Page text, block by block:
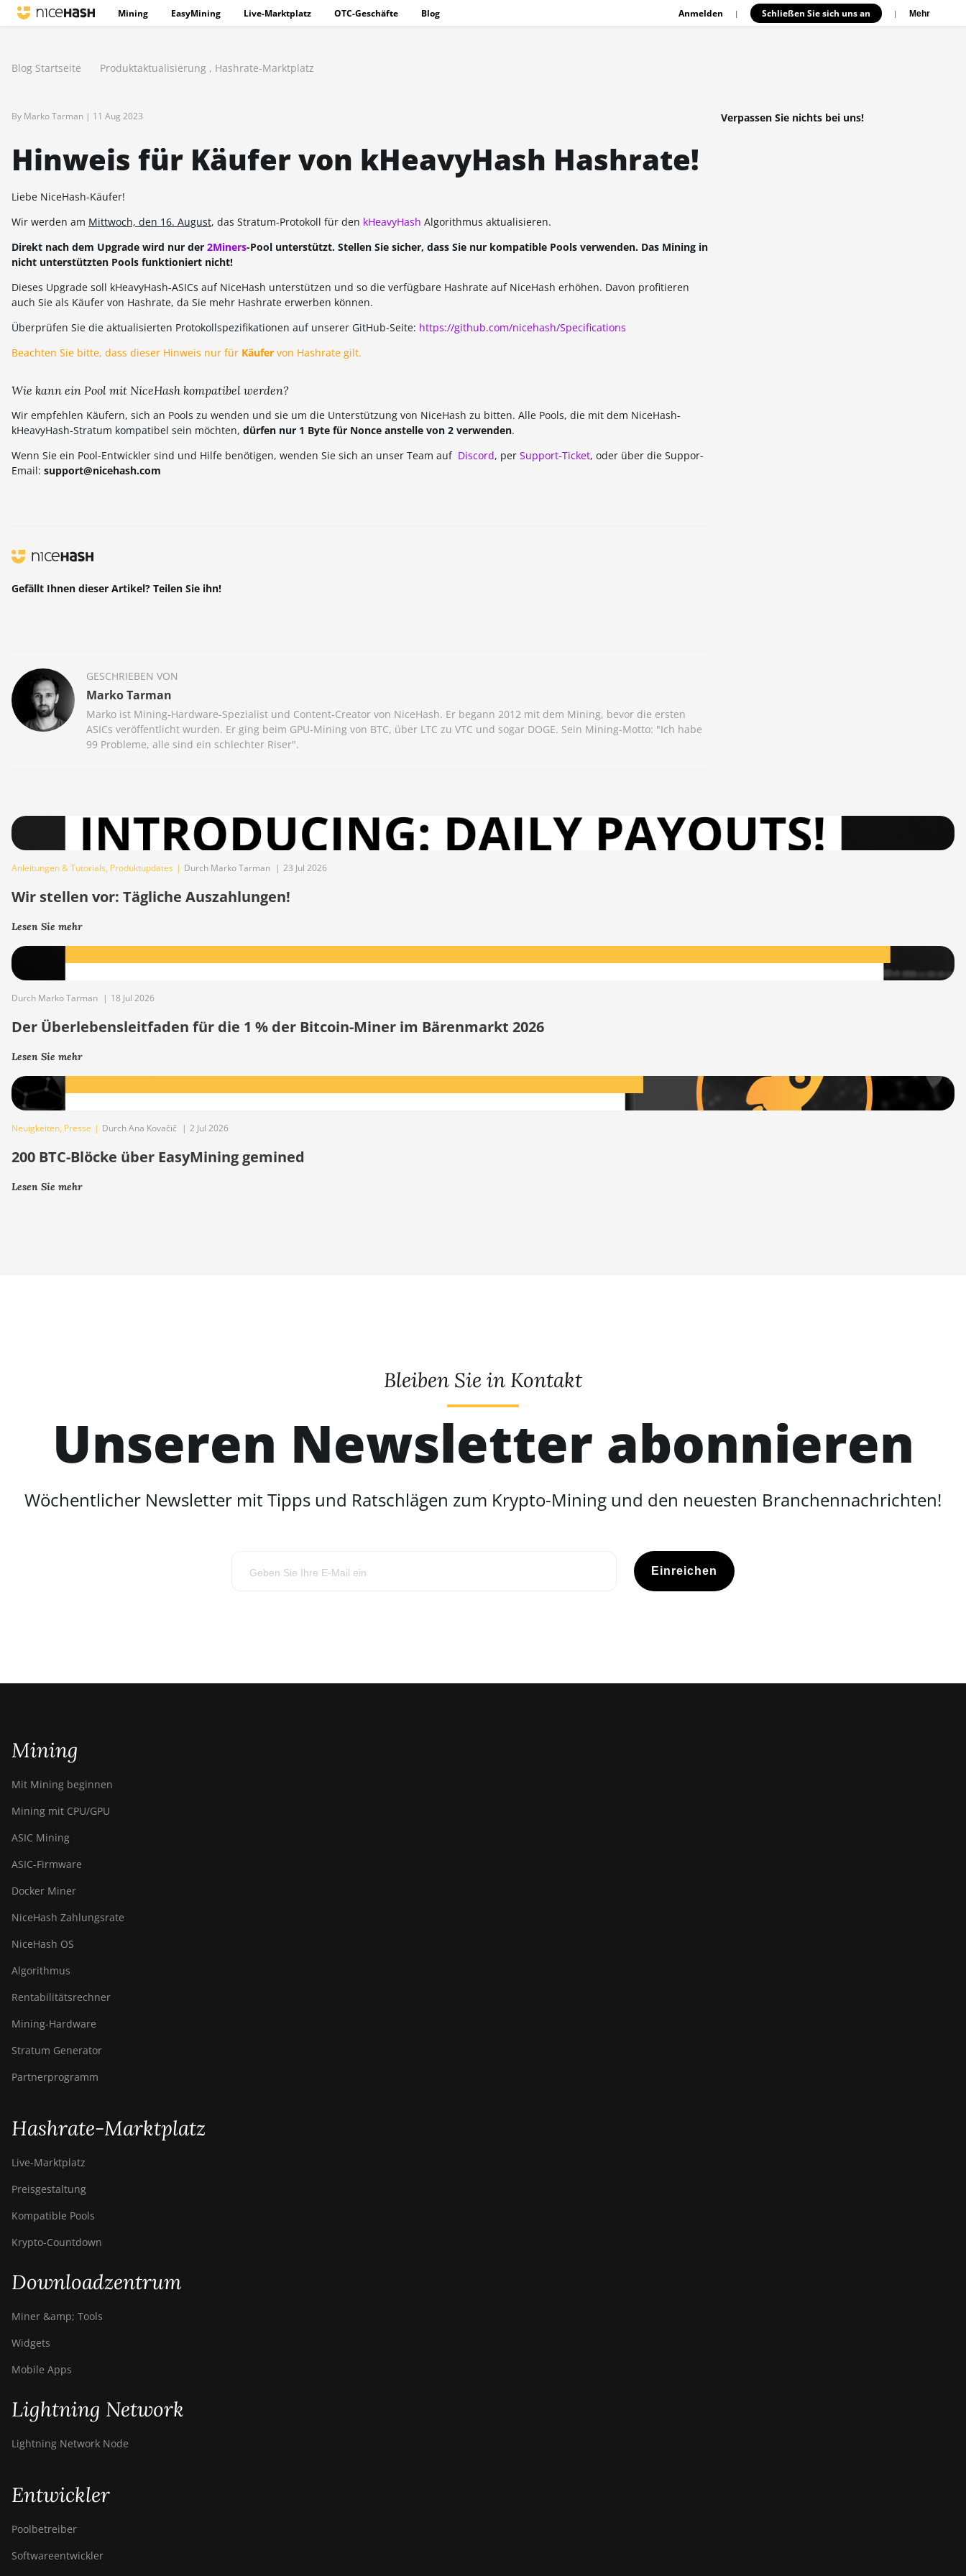
Mining EasyMining Live-Marktplatz OTC-Geschäfte Blog Anmelden | Schließen Sie sich uns an | Mehr
Blog Startseite Produktaktualisierung , Hashrate-Marktplatz
By Marko Tarman | 11 Aug 2023
Hinweis für Käufer von kHeavyHash Hashrate!
Liebe NiceHash-Käufer!
Wir werden am Mittwoch, den 16. August, das Stratum-Protokoll für den kHeavyHash Algorithmus aktualisieren.
Direkt nach dem Upgrade wird nur der 2Miners-Pool unterstützt. Stellen Sie sicher, dass Sie nur kompatible Pools verwenden. Das Mining in
nicht unterstützten Pools funktioniert nicht!
Dieses Upgrade soll kHeavyHash-ASICs auf NiceHash unterstützen und so die verfügbare Hashrate auf NiceHash erhöhen. Davon profitieren
auch Sie als Käufer von Hashrate, da Sie mehr Hashrate erwerben können.
Überprüfen Sie die aktualisierten Protokollspezifikationen auf unserer GitHub-Seite: https://github.com/nicehash/Specifications
Beachten Sie bitte, dass dieser Hinweis nur für Käufer von Hashrate gilt.
Wie kann ein Pool mit NiceHash kompatibel werden?
Wir empfehlen Käufern, sich an Pools zu wenden und sie um die Unterstützung von NiceHash zu bitten. Alle Pools, die mit dem NiceHash-
kHeavyHash-Stratum kompatibel sein möchten, dürfen nur 1 Byte für Nonce anstelle von 2 verwenden.
Wenn Sie ein Pool-Entwickler sind und Hilfe benötigen, wenden Sie sich an unser Team auf Discord, per Support-Ticket, oder über die Suppor-
Email: support@nicehash.com
Gefällt Ihnen dieser Artikel? Teilen Sie ihn!
GESCHRIEBEN VON
Marko Tarman
Marko ist Mining-Hardware-Spezialist und Content-Creator von NiceHash. Er begann 2012 mit dem Mining, bevor die ersten
ASICs veröffentlicht wurden. Er ging beim GPU-Mining von BTC, über LTC zu VTC und sogar DOGE. Sein Mining-Motto: "Ich habe
99 Probleme, alle sind ein schlechter Riser".
Verpassen Sie nichts bei uns!
Anleitungen & Tutorials, Produktupdates | Durch Marko Tarman | 23 Jul 2026
Wir stellen vor: Tägliche Auszahlungen!
Lesen Sie mehr
Durch Marko Tarman | 18 Jul 2026
Der Überlebensleitfaden für die 1 % der Bitcoin-Miner im Bärenmarkt 2026
Lesen Sie mehr
Neuigkeiten, Presse | Durch Ana Kovačič | 2 Jul 2026
200 BTC-Blöcke über EasyMining gemined
Lesen Sie mehr
Bleiben Sie in Kontakt
Unseren Newsletter abonnieren
Wöchentlicher Newsletter mit Tipps und Ratschlägen zum Krypto-Mining und den neuesten Branchennachrichten!
Einreichen
Mining
Mit Mining beginnen
Mining mit CPU/GPU
ASIC Mining
ASIC-Firmware
Docker Miner
NiceHash Zahlungsrate
NiceHash OS
Algorithmus
Rentabilitätsrechner
Mining-Hardware
Stratum Generator
Partnerprogramm
Hashrate-Marktplatz
Live-Marktplatz
Preisgestaltung
Kompatible Pools
Krypto-Countdown
Downloadzentrum
Miner &amp; Tools
Widgets
Mobile Apps
Lightning Network
Lightning Network Node
Entwickler
Poolbetreiber
Softwareentwickler